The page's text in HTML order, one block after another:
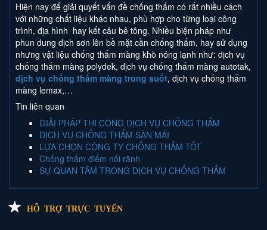
Hiện nay để giải quyết vấn đề chống thấm có rất nhiều cách
với những chất liệu khác nhau, phù hợp cho từng loại công
trình, địa hình hay kết câu bê tông. Nhiều biện pháp như
phun dung dịch sơn lên bề mặt cần chống thấm, hay sử dụng
nhưng vật liệu chống thấm màng khò nóng lạnh như: dịch vụ
chống thấm màng polydek, dịch vụ chống thấm màng autotak,
dịch vụ chống thấm màng trong suốt, dịch vụ chống thấm
màng lemax,…
Tin liên quan
GIẢI PHÁP THI CÔNG DỊCH VỤ CHỐNG THẤM
DỊCH VỤ CHỐNG THẤM SÀN MÁI
LỰA CHỌN CÔNG TY CHỐNG THẤM TỐT
Chống thấm điểm nối rãnh
SỰ QUAN TÂM TRONG DỊCH VỤ CHỐNG THẤM
HỖ TRỢ TRỰC TUYẾN